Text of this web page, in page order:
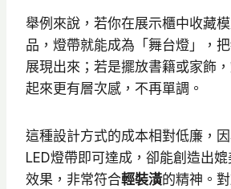
舉例來說，若你在展示櫃中收藏
品，燈帶就能成為「舞台燈」，
展現出來；若是擺放書籍或家飾
起來更有層次感，不再單調。
這種設計方式的成本相對低廉，
LED燈帶即可達成，卻能創造出
效果，非常符合輕裝潢的精神。